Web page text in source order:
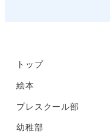
トップ
絵本
プレスクール部
幼稚部